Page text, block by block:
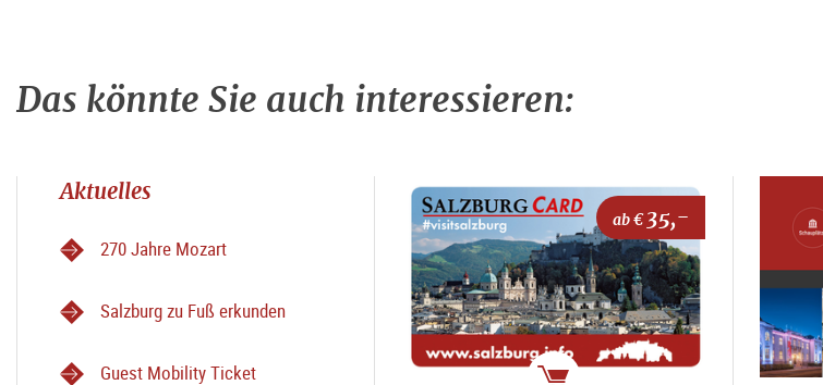
Das könnte Sie auch interessieren:
Aktuelles
270 Jahre Mozart
Salzburg zu Fuß erkunden
Guest Mobility Ticket
ab €35,-